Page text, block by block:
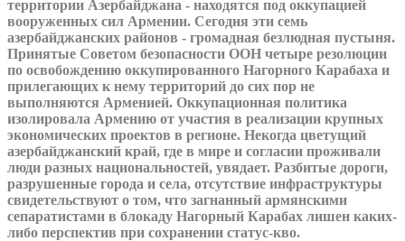
территории Азербайджана - находятся под оккупацией
вооруженных сил Армении. Сегодня эти семь
азербайджанских районов - громадная безлюдная пустыня.
Принятые Советом безопасности ООН четыре резолюции
по освобождению оккупированного Нагорного Карабаха и
прилегающих к нему территорий до сих пор не
выполняются Арменией. Оккупационная политика
изолировала Армению от участия в реализации крупных
экономических проектов в регионе. Некогда цветущий
азербайджанский край, где в мире и согласии проживали
люди разных национальностей, увядает. Разбитые дороги,
разрушенные города и села, отсутствие инфраструктуры
свидетельствуют о том, что загнанный армянскими
сепаратистами в блокаду Нагорный Карабах лишен каких-
либо перспектив при сохранении статус-кво.